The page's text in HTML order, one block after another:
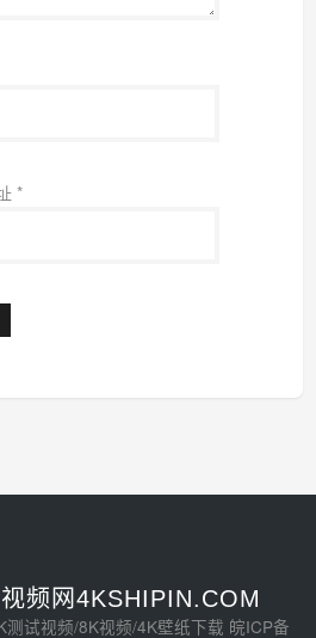
*
频网4KSHIPIN.COM
试视频/8K视频/4K壁纸下载 皖ICP备